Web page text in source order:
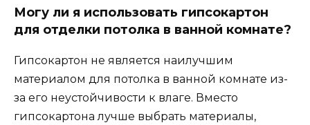
Могу ли я использовать гипсокартон
для отделки потолка в ванной комнате?
Гипсокартон не является наилучшим
материалом для потолка в ванной комнате из-
за его неустойчивости к влаге. Вместо
гипсокартона лучше выбрать материалы,